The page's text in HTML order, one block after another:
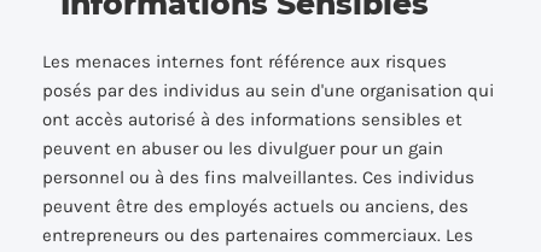
Les menaces internes font référence aux risques
posés par des individus au sein d'une organisation qui
ont accès autorisé à des informations sensibles et
peuvent en abuser ou les divulguer pour un gain
personnel ou à des fins malveillantes. Ces individus
peuvent être des employés actuels ou anciens, des
entrepreneurs ou des partenaires commerciaux. Les